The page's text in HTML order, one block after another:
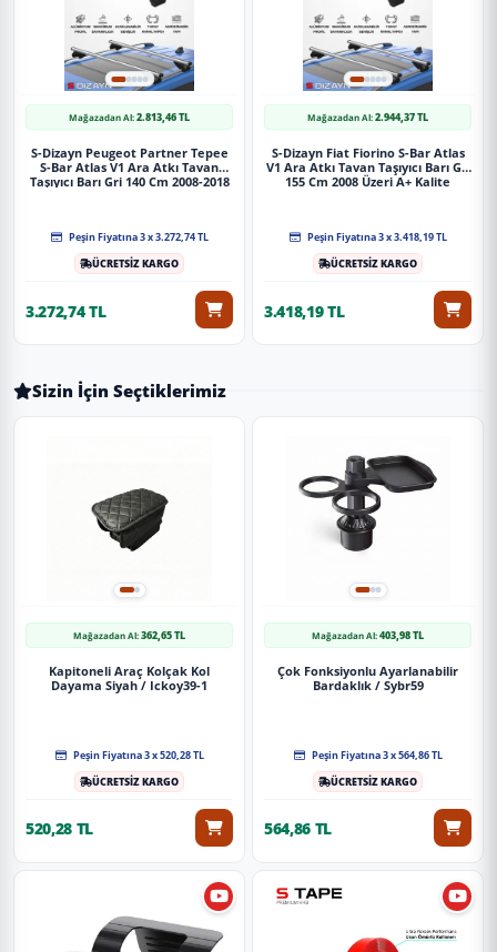
Mağazadan Al:2.813,46 TL
S-Dizayn Peugeot Partner Tepee
S-Bar Atlas V1 Ara Atkı Tavan
Taşıyıcı Barı Gri 140 Cm 2008-2018
Peşin Fiyatına 3 x 3.272,74 TL
ÜCRETSİZ KARGO
3.272,74 TL
Mağazadan Al:2.944,37 TL
S-Dizayn Fiat Fiorino S-Bar Atlas
V1 Ara Atkı Tavan Taşıyıcı Barı Gri
155 Cm 2008 Üzeri A+ Kalite
Peşin Fiyatına 3 x 3.418,19 TL
ÜCRETSİZ KARGO
3.418,19 TL
Sizin İçin Seçtiklerimiz
Mağazadan Al:362,65 TL
Kapitoneli Araç Kolçak Kol
Dayama Siyah / Ickoy39-1
Peşin Fiyatına 3 x 520,28 TL
ÜCRETSİZ KARGO
520,28 TL
Mağazadan Al:403,98 TL
Çok Fonksiyonlu Ayarlanabilir
Bardaklık / Sybr59
Peşin Fiyatına 3 x 564,86 TL
ÜCRETSİZ KARGO
564,86 TL